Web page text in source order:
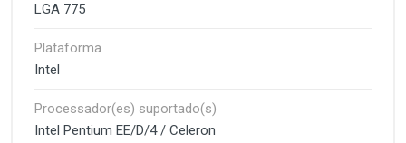
LGA 775
Plataforma
Intel
Processador(es) suportado(s)
Intel Pentium EE/D/4 / Celeron